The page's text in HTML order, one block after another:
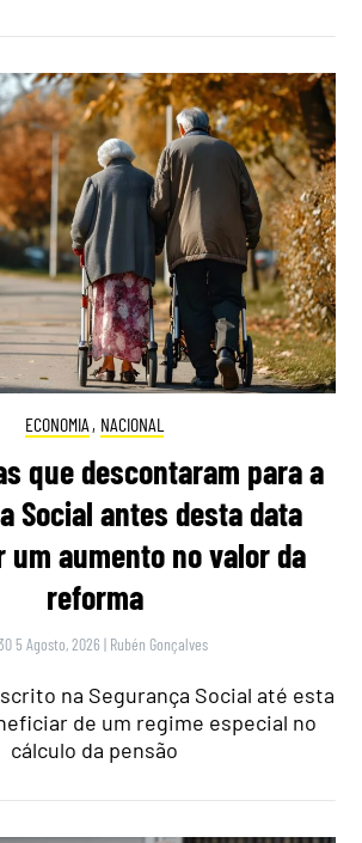
ECONOMIA , NACIONAL
que descontaram para a
Social antes desta data
um aumento no valor da
reforma
5 Agosto, 2026 | Rubén Gonçalves
na Segurança Social até esta
de um regime especial no
cálculo da pensão